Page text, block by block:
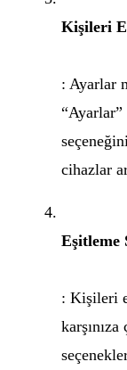
Kişileri
: Ayarlar
cihazlar
Eşitleme
: Kişileri